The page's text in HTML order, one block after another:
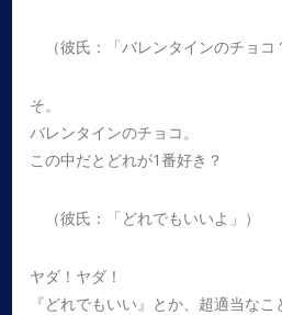
（彼氏：「バレンタインのチョコ
そ。
バレンタインのチョコ。
この中だとどれが1番好き？
（彼氏：「どれでもいいよ」）
ヤダ！ヤダ！
『どれでもいい』とか、超適当なこ